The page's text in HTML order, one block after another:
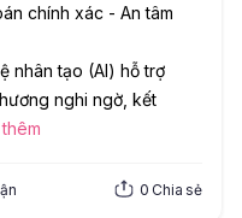
chính xác - An tâm
nhân tạo (AI) hỗ trợ
nghi ngờ, kết
0 Chia sẻ